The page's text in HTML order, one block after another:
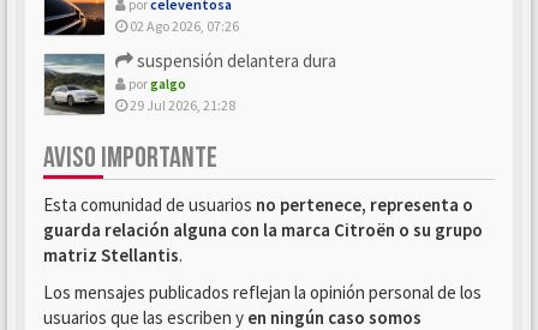
porceleventosa
02 Ago 2026, 07:26
suspensión delantera dura
porgalgo
29 Jul 2026, 21:28
AVISO IMPORTANTE
Esta comunidad de usuarios no pertenece, representa o
guarda relación alguna con la marca Citroën o su grupo
matriz Stellantis.
Los mensajes publicados reflejan la opinión personal de los
usuarios que las escriben y en ningún caso somos